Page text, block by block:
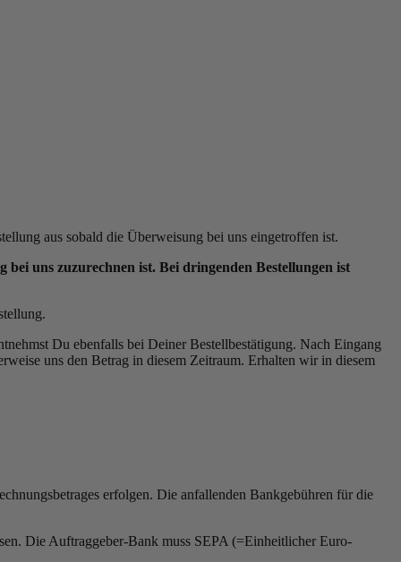
aus sobald die Überweisung bei uns eingetroffen ist.
uns zuzurechnen ist. Bei dringenden Bestellungen ist
Du ebenfalls bei Deiner Bestellbestätigung. Nach Eingang
uns den Betrag in diesem Zeitraum. Erhalten wir in diesem
erfolgen. Die anfallenden Bankgebühren für die
Die Auftraggeber-Bank muss SEPA (=Einheitlicher Euro-